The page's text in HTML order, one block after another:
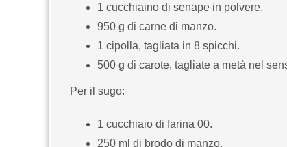
1 cucchiaino di senape in polvere.
950 g di carne di manzo.
1 cipolla, tagliata in 8 spicchi.
500 g di carote, tagliate a metà nel
Per il sugo:
1 cucchiaio di farina 00.
250 ml di brodo di manzo.